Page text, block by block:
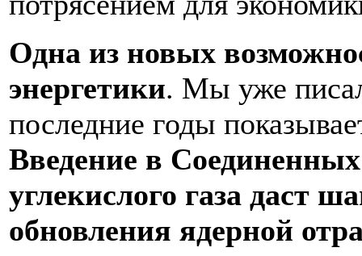
Одна из новых
энергетики. Мы уже
последние годы
Введение в
углекислого газа даст
обновления ядерной